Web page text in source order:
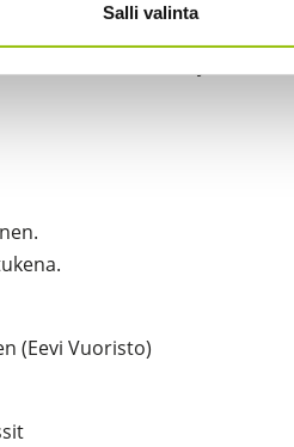
Salli valinta
aktiivinen kuuntelu ja
(Eevi Vuoristo)